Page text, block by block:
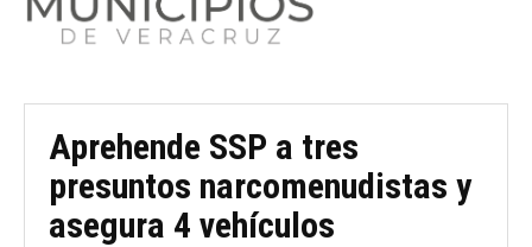
Aprehende SSP a tres
presuntos narcomenudistas y
asegura 4 vehículos